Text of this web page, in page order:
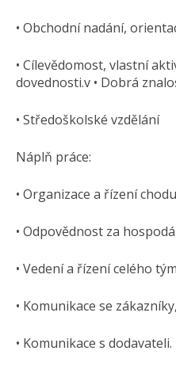
• Obchodní nadání,
• Cílevědomost, vlastní
dovednosti.v • Dobrá
• Středoškolské vzdělání
Náplň práce:
• Organizace a řízení
• Odpovědnost za
• Vedení a řízení celého
• Komunikace se
• Komunikace s dodavateli.